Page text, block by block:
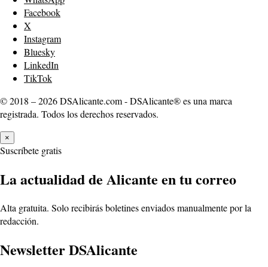
Facebook
X
Instagram
Bluesky
LinkedIn
TikTok
© 2018 – 2026 DSAlicante.com - DSAlicante® es una marca
registrada. Todos los derechos reservados.
×
Suscríbete gratis
La actualidad de Alicante en tu correo
Alta gratuita. Solo recibirás boletines enviados manualmente por la
redacción.
Newsletter DSAlicante